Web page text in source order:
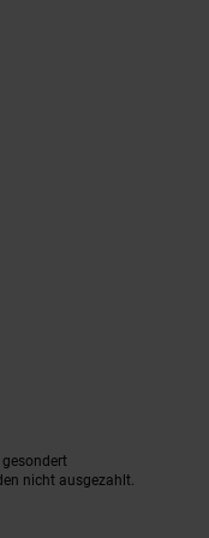
nicht ausgezahlt.